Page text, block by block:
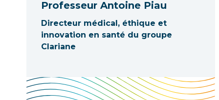
Professeur Antoine Piau
Directeur médical, éthique et
innovation en santé du groupe
Clariane